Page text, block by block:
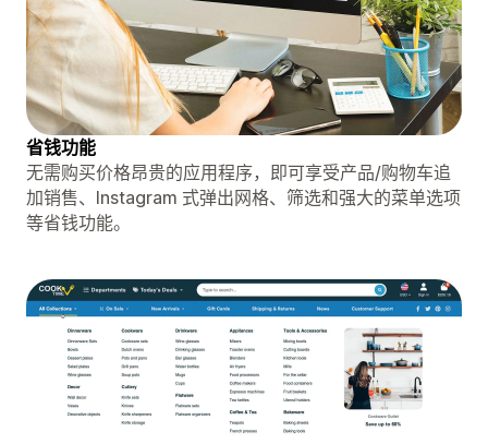
省钱功能
无需购买价格昂贵的应用程序，即可享受产品/购物车追
加销售、Instagram 式弹出网格、筛选和强大的菜单选项
等省钱功能。